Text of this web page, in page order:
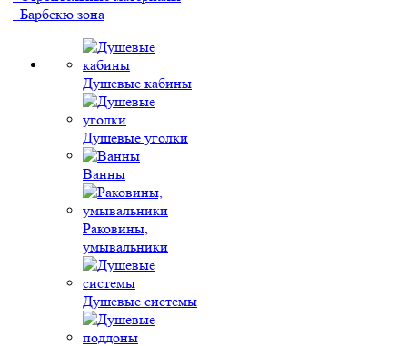
Барбекю зона
Душевые кабины
Душевые уголки
Ванны
Раковины,
умывальники
Душевые системы